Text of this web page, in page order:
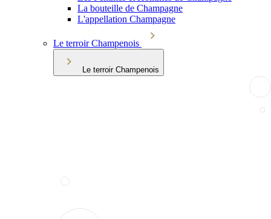
La bouteille de Champagne
L'appellation Champagne
Le terroir Champenois
Le terroir Champenois